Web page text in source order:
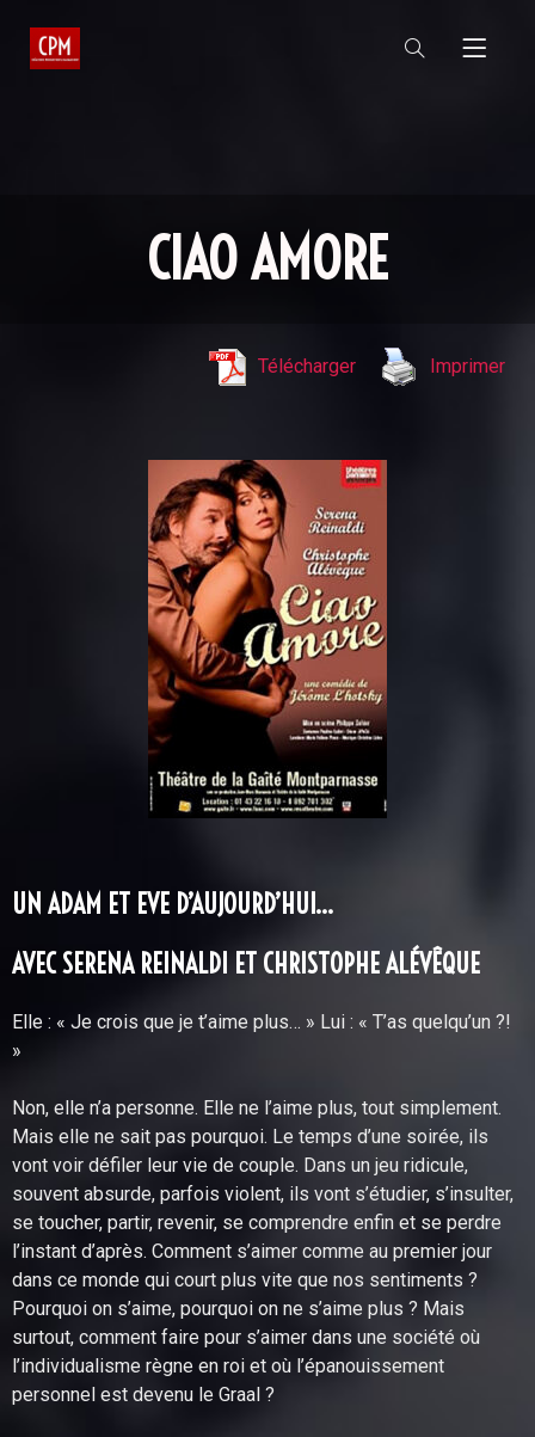
CIAO AMORE
Télécharger Imprimer
UN ADAM ET EVE D’AUJOURD’HUI…
AVEC SERENA REINALDI ET CHRISTOPHE ALÉVÊQUE
Elle : « Je crois que je t’aime plus… » Lui : « T’as quelqu’un ?!
»
Non, elle n’a personne. Elle ne l’aime plus, tout simplement.
Mais elle ne sait pas pourquoi. Le temps d’une soirée, ils
vont voir défiler leur vie de couple. Dans un jeu ridicule,
souvent absurde, parfois violent, ils vont s’étudier, s’insulter,
se toucher, partir, revenir, se comprendre enfin et se perdre
l’instant d’après. Comment s’aimer comme au premier jour
dans ce monde qui court plus vite que nos sentiments ?
Pourquoi on s’aime, pourquoi on ne s’aime plus ? Mais
surtout, comment faire pour s’aimer dans une société où
l’individualisme règne en roi et où l’épanouissement
personnel est devenu le Graal ?